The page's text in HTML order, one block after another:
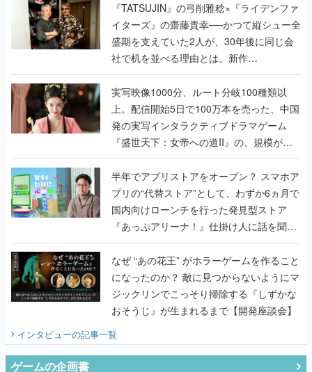
く
『TATSUJIN』の弓削雅稔×『ライデンファ
イターズ』の齋藤貴幸──かつて縦シュー全
盛期を支えていた2人が、30年後に同じ会
社で机を並べる理由とは。新作
『TATSUJIN EXTREME』で初タッグを組
んだレジェンド2人に訊く開発秘話
実写映像1000分、ルート分岐100種類以
上。配信開始5日で100万本を売った、中国
発の実写インタラクティブドラマゲーム
『盛世天下：女帝への道II』の、規模が違
うこだわりをプロデューサーに聞いた
半年でアプリストアをオープン？ スマホア
プリの“代替ストア”として、わずか6ヵ月で
国内向けローンチを行った発見型ストア
『あっぷアリーナ！』仕掛け人に話を聞い
てみた
なぜ “あの花王” がホラーゲームを作ること
になったのか？ 敵に見つからないようにマ
ジックリンでこっそり掃除する『しずかな
おそうじ』が生まれるまで【開発座談会】
インタビューの記事一覧
ゲームの企画書